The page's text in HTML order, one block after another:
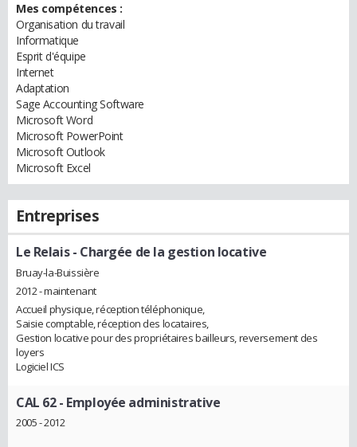
Mes compétences :
Organisation du travail
Informatique
Esprit d'équipe
Internet
Adaptation
Sage Accounting Software
Microsoft Word
Microsoft PowerPoint
Microsoft Outlook
Microsoft Excel
Entreprises
Le Relais- Chargée de la gestion locative
Bruay-la-Buissière
2012 - maintenant
Accueil physique, réception téléphonique,
Saisie comptable, réception des locataires,
Gestion locative pour des propriétaires bailleurs, reversement des
loyers
Logiciel ICS
CAL 62- Employée administrative
2005 - 2012